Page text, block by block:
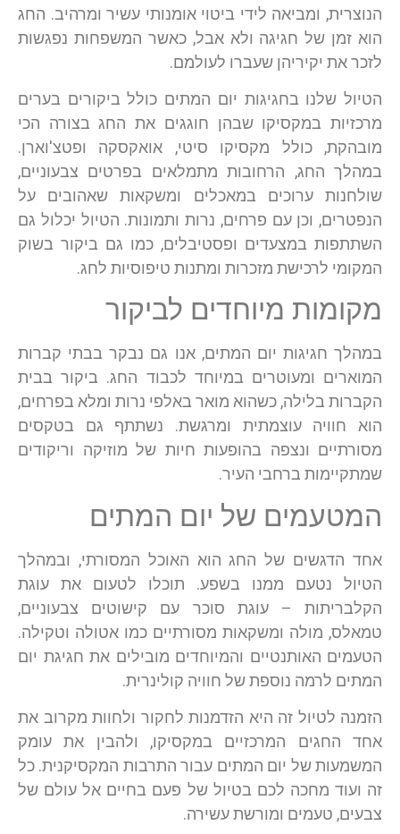
הנוצרית, ומביאה לידי ביטוי אומנותי עשיר ומרהיב. החג
הוא זמן של חגיגה ולא אבל, כאשר המשפחות נפגשות
לזכר את יקיריהן שעברו לעולמם.
הטיול שלנו בחגיגות יום המתים כולל ביקורים בערים
מרכזיות במקסיקו שבהן חוגגים את החג בצורה הכי
מובהקת, כולל מקסיקו סיטי, אואקסקה ופטצ'וארן.
במהלך החג, הרחובות מתמלאים בפרטים צבעוניים,
שולחנות ערוכים במאכלים ומשקאות שאהובים על
הנפטרים, וכן עם פרחים, נרות ותמונות. הטיול יכלול גם
השתתפות במצעדים ופסטיבלים, כמו גם ביקור בשוק
המקומי לרכישת מזכרות ומתנות טיפוסיות לחג.
מקומות מיוחדים לביקור
במהלך חגיגות יום המתים, אנו גם נבקר בבתי קברות
המוארים ומעוטרים במיוחד לכבוד החג. ביקור בבית
הקברות בלילה, כשהוא מואר באלפי נרות ומלא בפרחים,
הוא חוויה עוצמתית ומרגשת. נשתתף גם בטקסים
מסורתיים ונצפה בהופעות חיות של מוזיקה וריקודים
שמתקיימות ברחבי העיר.
המטעמים של יום המתים
אחד הדגשים של החג הוא האוכל המסורתי, ובמהלך
הטיול נטעם ממנו בשפע. תוכלו לטעום את עוגת
הקלבריתות – עוגת סוכר עם קישוטים צבעוניים,
טמאלס, מולה ומשקאות מסורתיים כמו אטולה וטקילה.
הטעמים האותנטיים והמיוחדים מובילים את חגיגת יום
המתים לרמה נוספת של חוויה קולינרית.
הזמנה לטיול זה היא הזדמנות לחקור ולחוות מקרוב את
אחד החגים המרכזיים במקסיקו, ולהבין את עומק
המשמעות של יום המתים עבור התרבות המקסיקנית. כל
זה ועוד מחכה לכם בטיול של פעם בחיים אל עולם של
צבעים, טעמים ומורשת עשירה.